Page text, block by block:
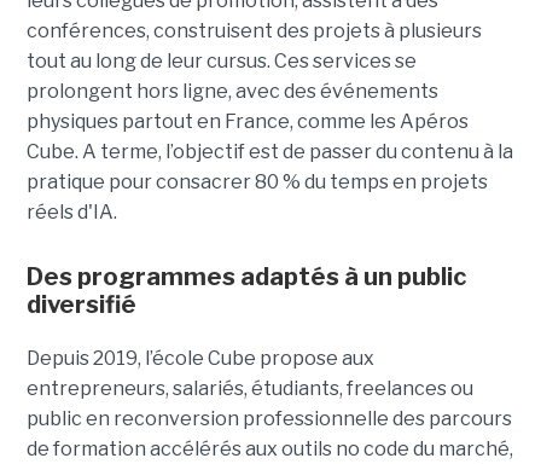
conférences, construisent des projets à plusieurs
tout au long de leur cursus. Ces services se
prolongent hors ligne, avec des événements
physiques partout en France, comme les Apéros
Cube. A terme, l’objectif est de passer du contenu à la
pratique pour consacrer 80 % du temps en projets
réels d'IA.
Des programmes adaptés à un public
diversifié
Depuis 2019, l’école Cube propose aux
entrepreneurs, salariés, étudiants, freelances ou
public en reconversion professionnelle des parcours
de formation accélérés aux outils no code du marché,